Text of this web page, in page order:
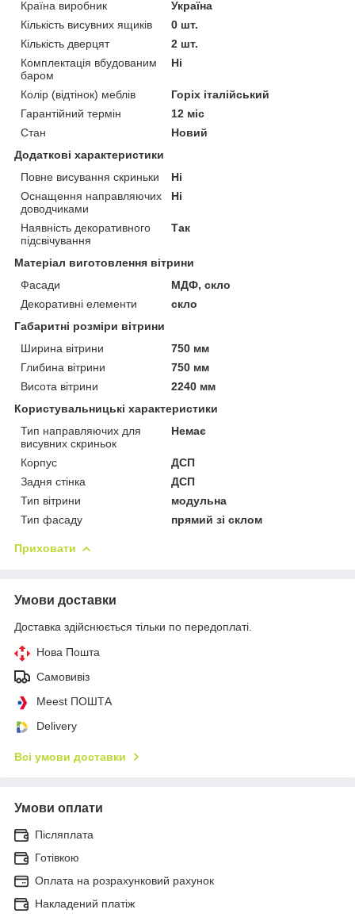
Країна виробник
Україна
Кількість висувних ящиків
0 шт.
Кількість дверцят
2 шт.
Комплектація вбудованим
баром
Ні
Колір (відтінок) меблів
Горіх італійський
Гарантійний термін
12 міс
Стан
Новий
Додаткові характеристики
Повне висування скриньки
Ні
Оснащення направляючих
доводчиками
Ні
Наявність декоративного
підсвічування
Так
Матеріал виготовлення вітрини
Фасади
МДФ, скло
Декоративні елементи
скло
Габаритні розміри вітрини
Ширина вітрини
750 мм
Глибина вітрини
750 мм
Висота вітрини
2240 мм
Користувальницькі характеристики
Тип направляючих для
висувних скриньок
Немає
Корпус
ДСП
Задня стінка
ДСП
Тип вітрини
модульна
Тип фасаду
прямий зі склом
Приховати
Умови доставки
Доставка здійснюється тільки по передоплаті.
Нова Пошта
Самовивіз
Meest ПОШТА
Delivery
Всі умови доставки
Умови оплати
Післяплата
Готівкою
Оплата на розрахунковий рахунок
Накладений платіж